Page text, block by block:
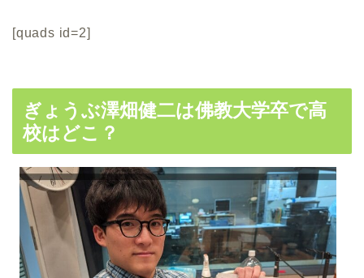
[quads id=2]
ぎょうぶ澤畑健二は佛教大学卒で高
校はどこ？